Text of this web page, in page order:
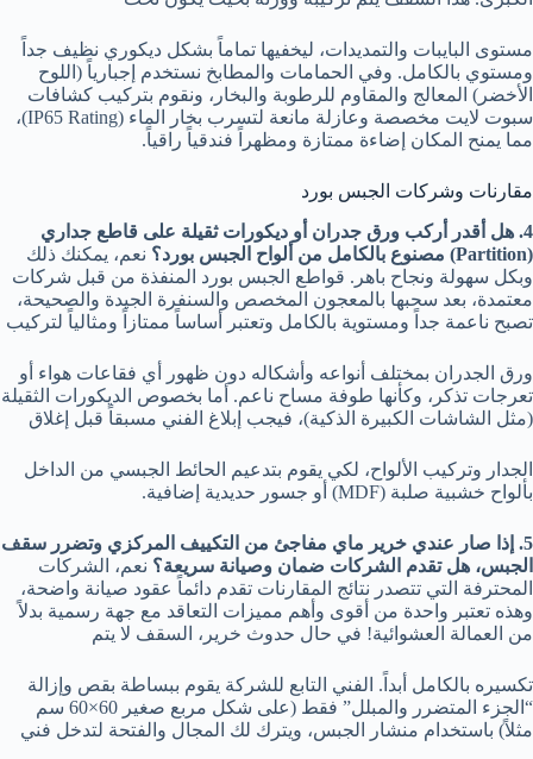
مستوى البايبات والتمديدات، ليخفيها تماماً بشكل ديكوري نظيف جداً
ومستوي بالكامل. وفي الحمامات والمطابخ نستخدم إجبارياً (اللوح
الأخضر) المعالج والمقاوم للرطوبة والبخار، ونقوم بتركيب كشافات
سبوت لايت مخصصة وعازلة مانعة لتسرب بخار الماء (IP65 Rating)،
مما يمنح المكان إضاءة ممتازة ومظهراً فندقياً راقياً.
مقارنات وشركات الجبس بورد
4. هل أقدر أركب ورق جدران أو ديكورات ثقيلة على قاطع جداري
(Partition) مصنوع بالكامل من ألواح الجبس بورد؟
نعم، يمكنك ذلك
وبكل سهولة ونجاح باهر. قواطع الجبس بورد المنفذة من قبل شركات
معتمدة، بعد سحبها بالمعجون المخصص والسنفرة الجيدة والصحيحة،
تصبح ناعمة جداً ومستوية بالكامل وتعتبر أساساً ممتازاً ومثالياً لتركيب
ورق الجدران بمختلف أنواعه وأشكاله دون ظهور أي فقاعات هواء أو
تعرجات تذكر، وكأنها طوفة مساح ناعم. أما بخصوص الديكورات الثقيلة
(مثل الشاشات الكبيرة الذكية)، فيجب إبلاغ الفني مسبقاً قبل إغلاق
الجدار وتركيب الألواح، لكي يقوم بتدعيم الحائط الجبسي من الداخل
بألواح خشبية صلبة (MDF) أو جسور حديدية إضافية.
5. إذا صار عندي خرير ماي مفاجئ من التكييف المركزي وتضرر سقف
الجبس، هل تقدم الشركات ضمان وصيانة سريعة؟ نعم، الشركات
المحترفة التي تتصدر نتائج المقارنات تقدم دائماً عقود صيانة واضحة،
وهذه تعتبر واحدة من أقوى وأهم مميزات التعاقد مع جهة رسمية بدلاً
من العمالة العشوائية! في حال حدوث خرير، السقف لا يتم
تكسيره بالكامل أبداً. الفني التابع للشركة يقوم ببساطة بقص وإزالة
“الجزء المتضرر والمبلل” فقط (على شكل مربع صغير 60×60 سم
مثلاً) باستخدام منشار الجبس، ويترك لك المجال والفتحة لتدخل فني